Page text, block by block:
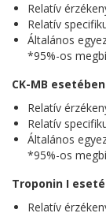
Relatív
Relatív
Általános
*95%-os
CK-MB
Relatív
Relatív
Általános
*95%-os
Troponin I
Relatív